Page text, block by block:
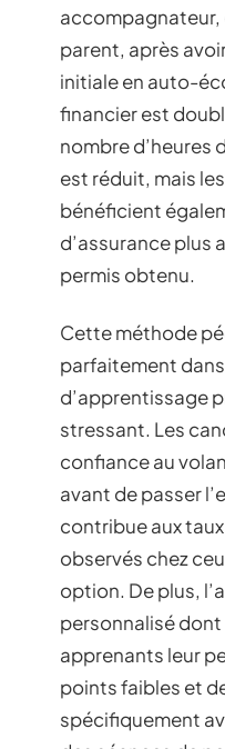
accompagnateur,
parent, après
initiale en auto-
financier est
nombre d’heures
est réduit, mais
bénéficient
d’assurance plus
permis obtenu.
Cette méthode
parfaitement
d’apprentissage
stressant. Les
confiance au
avant de passer
contribue aux
observés chez
option. De plus,
personnalisé
apprenants leur
points faibles et
spécifiquement